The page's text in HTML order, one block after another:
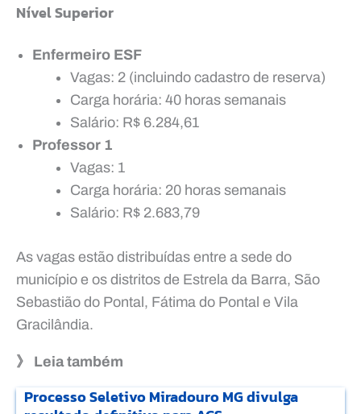
Nível Superior
Enfermeiro ESF
Vagas: 2 (incluindo cadastro de reserva)
Carga horária: 40 horas semanais
Salário: R$ 6.284,61
Professor 1
Vagas: 1
Carga horária: 20 horas semanais
Salário: R$ 2.683,79
As vagas estão distribuídas entre a sede do
município e os distritos de Estrela da Barra, São
Sebastião do Pontal, Fátima do Pontal e Vila
Gracilândia.
》 Leia também
Processo Seletivo Miradouro MG divulga